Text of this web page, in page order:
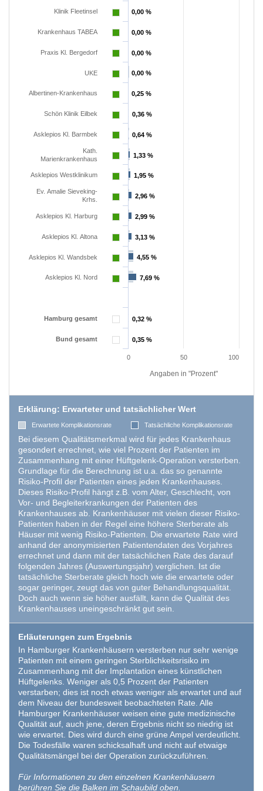
Angaben in "Prozent"
0,00 %
0,00 %
0,00 %
0,00 %
0,00 %
0,00 %
0,00 %
0,00 %
0,25 %
0,25 %
0,36 %
0,36 %
0,64 %
0,64 %
1,33 %
1,33 %
1,95 %
1,95 %
2,96 %
2,96 %
2,99 %
2,99 %
3,13 %
3,13 %
4,55 %
4,55 %
7,69 %
7,69 %
0,32 %
0,32 %
0,35 %
0,35 %
Klinik Fleetinsel
Krankenhaus TABEA
Praxis Kl. Bergedorf
UKE
Albertinen-Krankenhaus
Schön Klinik Eilbek
Asklepios Kl. Barmbek
Kath.
Marienkrankenhaus
Asklepios Westklinikum
Ev. Amalie Sieveking-
Krhs.
Asklepios Kl. Harburg
Asklepios Kl. Altona
Asklepios Kl. Wandsbek
Asklepios Kl. Nord
Hamburg gesamt
Bund gesamt
0 100
50
Erklärung: Erwarteter und tatsächlicher Wert
Erwartete Komplikationsrate Tatsächliche Komplikationsrate
Bei diesem Qualitätsmerkmal wird für jedes Krankenhaus
gesondert errechnet, wie viel Prozent der Patienten im
Zusammenhang mit einer Hüftgelenk-Operation versterben.
Grundlage für die Berechnung ist u.a. das so genannte
Risiko-Profil der Patienten eines jeden Krankenhauses.
Dieses Risiko-Profil hängt z.B. vom Alter, Geschlecht, von
Vor- und Begleiterkrankungen der Patienten des
Krankenhauses ab. Krankenhäuser mit vielen dieser Risiko-
Patienten haben in der Regel eine höhere Sterberate als
Häuser mit wenig Risiko-Patienten. Die erwartete Rate wird
anhand der anonymisierten Patientendaten des Vorjahres
errechnet und dann mit der tatsächlichen Rate des darauf
folgenden Jahres (Auswertungsjahr) verglichen. Ist die
tatsächliche Sterberate gleich hoch wie die erwartete oder
sogar geringer, zeugt das von guter Behandlungsqualität.
Doch auch wenn sie höher ausfällt, kann die Qualität des
Krankenhauses uneingeschränkt gut sein.
Erläuterungen zum Ergebnis
In Hamburger Krankenhäusern versterben nur sehr wenige
Patienten mit einem geringen Sterblichkeitsrisiko im
Zusammenhang mit der Implantation eines künstlichen
Hüftgelenks. Weniger als 0,5 Prozent der Patienten
verstarben; dies ist noch etwas weniger als erwartet und auf
dem Niveau der bundesweit beobachteten Rate. Alle
Hamburger Krankenhäuser weisen eine gute medizinische
Qualität auf, auch jene, deren Ergebnis nicht so niedrig ist
wie erwartet. Dies wird durch eine grüne Ampel verdeutlicht.
Die Todesfälle waren schicksalhaft und nicht auf etwaige
Qualitätsmängel bei der Operation zurückzuführen.
Für Informationen zu den einzelnen Krankenhäusern
berühren Sie die Balken im Schaubild oben.
EXTERNE MEDIEN
Um Inhalte von Videoplattformen und Social Media
Plattformen anzeigen zu können, werden von
diesen externen Medien Cookies gesetzt.
Vimeo